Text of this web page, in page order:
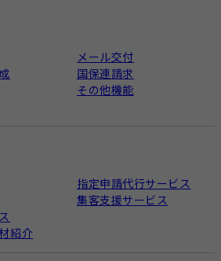
メール交付
国保連請求
その他機能
紹介
指定申請代行サービス
集客支援サービス